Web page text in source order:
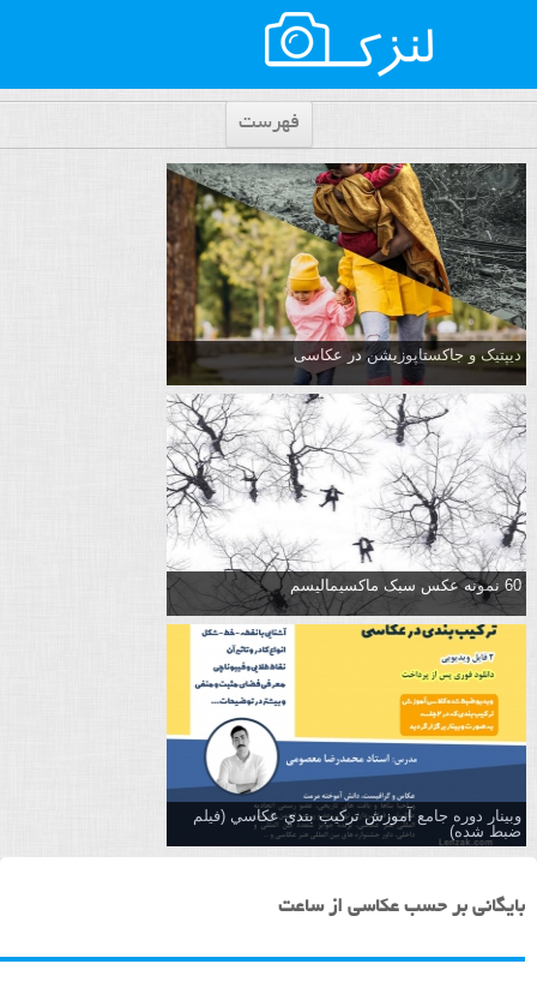
فهرست
دیپتیک و جاکستا‌پوزیشن در عکاسی
60 نمونه عکس سبک ماکسیمالیسم
وبینار دوره جامع آموزش تركيب بندي عكاسي (فیلم
ضبط شده)
بایگانی بر حسب عکاسی از ساعت